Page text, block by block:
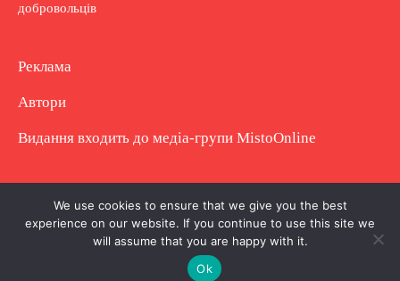
добровольців
Реклама
Автори
Видання входить до медіа-групи MistoOnline
Copyright © Повне використання матеріалу
заборонено. Частково можна з гіперпосиланням.
We use cookies to ensure that we give you the best
experience on our website. If you continue to use this site we
will assume that you are happy with it.
Ok